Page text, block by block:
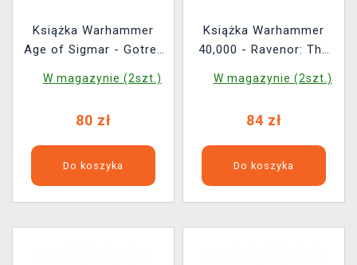
Książka Warhammer
Age of Sigmar - Gotrek
Omnibus ENG
W magazynie (2szt.)
80 zł
Do koszyka
Książka Warhammer
40,000 - Ravenor: The
W magazynie (2szt.)
84 zł
Do koszyka